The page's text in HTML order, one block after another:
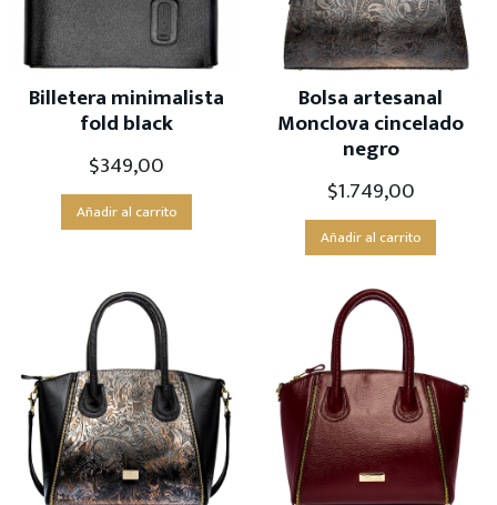
Billetera minimalista
fold black
$349,00
Añadir al carrito
Bolsa artesanal
Monclova cincelado
negro
$1.749,00
Añadir al carrito